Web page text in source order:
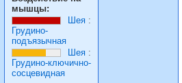
мышцы:
Шея :
Грудино-
подъязычная
Шея :
Грудино-ключично-
сосцевидная